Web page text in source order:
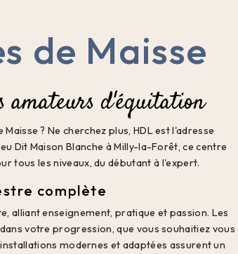
de Maisse
amateurs d'équitation
? Ne cherchez plus, HDL est l'adresse
Dit Maison Blanche à Milly-la-Forêt, ce centre
tous les niveaux, du débutant à l'expert.
complète
alliant enseignement, pratique et passion. Les
votre progression, que vous souhaitiez vous
modernes et adaptées assurent un